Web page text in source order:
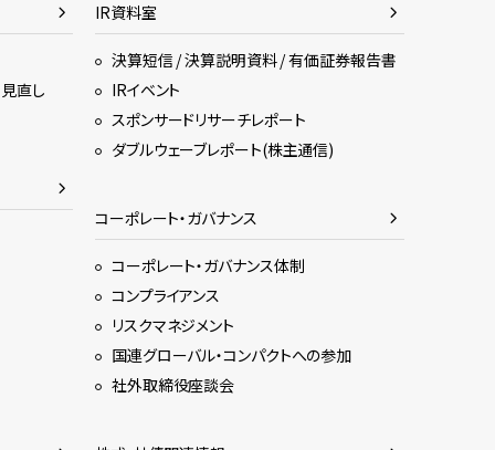
見直し
IR資料室
決算短信 / 決算説明資料 / 有価証券報告書
IRイベント
スポンサードリサーチレポート
ダブルウェーブレポート(株主通信)
コーポレート・ガバナンス
コーポレート・ガバナンス体制
コンプライアンス
リスクマネジメント
国連グローバル・コンパクトへの参加
社外取締役座談会